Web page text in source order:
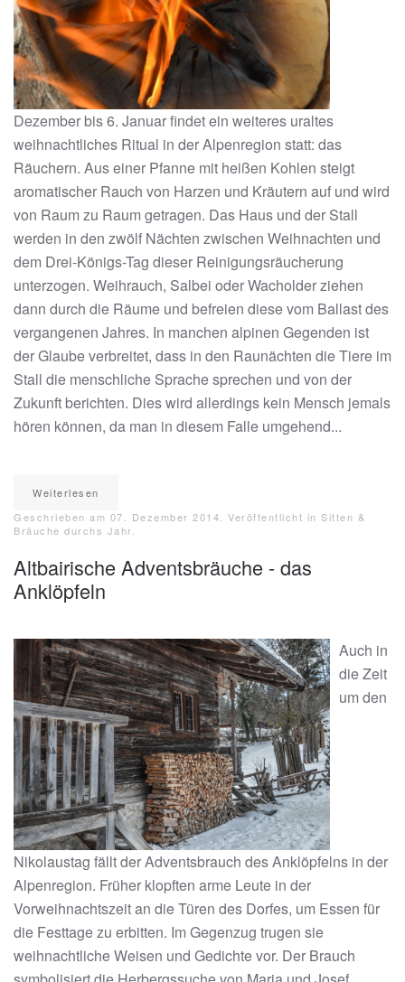
Dezember bis 6. Januar findet ein weiteres uraltes
weihnachtliches Ritual in der Alpenregion statt: das
Räuchern. Aus einer Pfanne mit heißen Kohlen steigt
aromatischer Rauch von Harzen und Kräutern auf und wird
von Raum zu Raum getragen. Das Haus und der Stall
werden in den zwölf Nächten zwischen Weihnachten und
dem Drei-Königs-Tag dieser Reinigungsräucherung
unterzogen. Weihrauch, Salbei oder Wacholder ziehen
dann durch die Räume und befreien diese vom Ballast des
vergangenen Jahres. In manchen alpinen Gegenden ist
der Glaube verbreitet, dass in den Raunächten die Tiere im
Stall die menschliche Sprache sprechen und von der
Zukunft berichten. Dies wird allerdings kein Mensch jemals
hören können, da man in diesem Falle umgehend...
Weiterlesen
Geschrieben am 07. Dezember 2014. Veröffentlicht in Sitten &
Bräuche durchs Jahr.
Altbairische Adventsbräuche - das
Anklöpfeln
Auch in
die Zeit
um den
Nikolaustag fällt der Adventsbrauch des Anklöpfelns in der
Alpenregion. Früher klopften arme Leute in der
Vorweihnachtszeit an die Türen des Dorfes, um Essen für
die Festtage zu erbitten. Im Gegenzug trugen sie
weihnachtliche Weisen und Gedichte vor. Der Brauch